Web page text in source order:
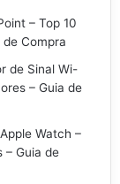
– Top 10
de Compra
de Sinal Wi-
– Guia de
Watch –
– Guia de